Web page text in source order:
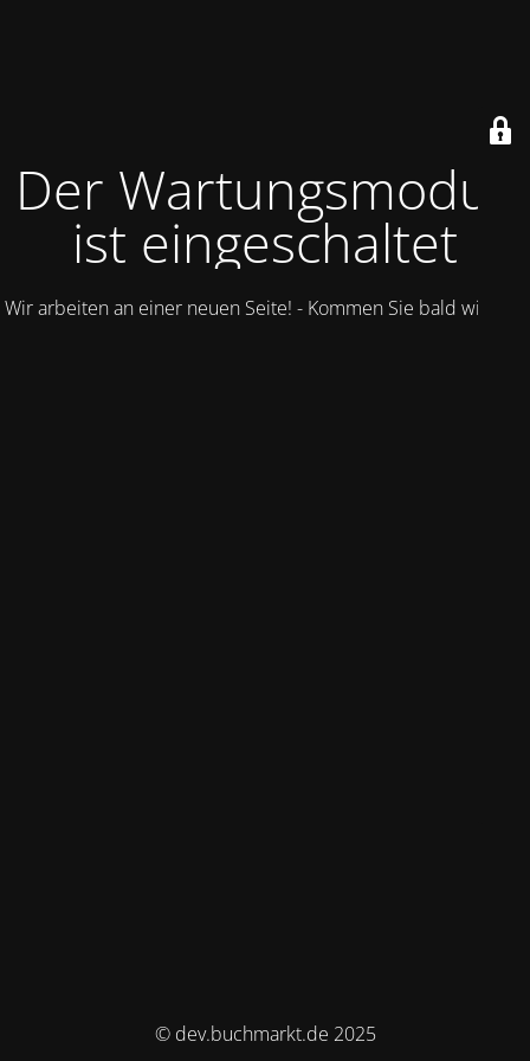
Der Wartungsmodus
ist eingeschaltet
Wir arbeiten an einer neuen Seite! - Kommen Sie bald wieder.
© dev.buchmarkt.de 2025